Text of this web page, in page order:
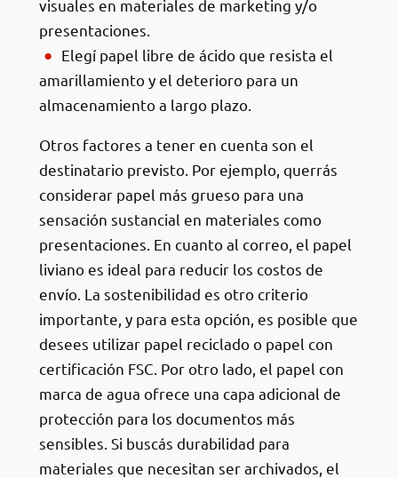
visuales en materiales de marketing y/o
presentaciones.
Elegí papel libre de ácido que resista el
amarillamiento y el deterioro para un
almacenamiento a largo plazo.
Otros factores a tener en cuenta son el
destinatario previsto. Por ejemplo, querrás
considerar papel más grueso para una
sensación sustancial en materiales como
presentaciones. En cuanto al correo, el papel
liviano es ideal para reducir los costos de
envío. La sostenibilidad es otro criterio
importante, y para esta opción, es posible que
desees utilizar papel reciclado o papel con
certificación FSC. Por otro lado, el papel con
marca de agua ofrece una capa adicional de
protección para los documentos más
sensibles. Si buscás durabilidad para
materiales que necesitan ser archivados, el